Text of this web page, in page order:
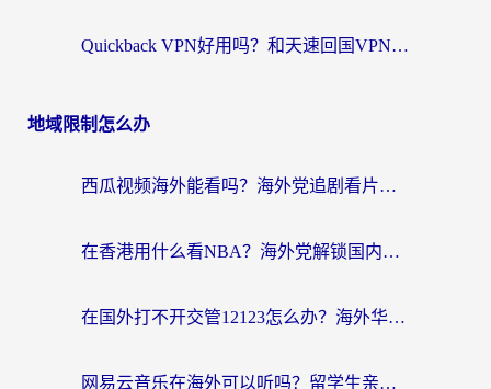
Quickback VPN好用吗？和天速回国VPN对比哪个回国效果更好？海外党必看的真实体验指南
地域限制怎么办
西瓜视频海外能看吗？海外党追剧看片的终极解决方案来了
在香港用什么看NBA？海外党解锁国内体育直播的终极攻略
在国外打不开交管12123怎么办？海外华人必看的回国加速全攻略
网易云音乐在海外可以听吗？留学生亲测有效的回国加速方案